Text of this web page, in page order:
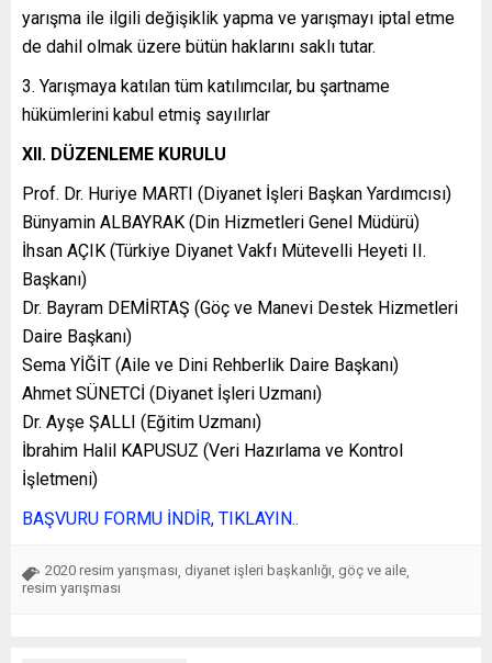
yarışma ile ilgili değişiklik yapma ve yarışmayı iptal etme
de dahil olmak üzere bütün haklarını saklı tutar.
Yarışmaya katılan tüm katılımcılar, bu şartname
hükümlerini kabul etmiş sayılırlar
XII. DÜZENLEME KURULU
Prof. Dr. Huriye MARTI (Diyanet İşleri Başkan Yardımcısı)
Bünyamin ALBAYRAK (Din Hizmetleri Genel Müdürü)
İhsan AÇIK (Türkiye Diyanet Vakfı Mütevelli Heyeti II.
Başkanı)
Dr. Bayram DEMİRTAŞ (Göç ve Manevi Destek Hizmetleri
Daire Başkanı)
Sema YİĞİT (Aile ve Dini Rehberlik Daire Başkanı)
Ahmet SÜNETCİ (Diyanet İşleri Uzmanı)
Dr. Ayşe ŞALLI (Eğitim Uzmanı)
İbrahim Halil KAPUSUZ (Veri Hazırlama ve Kontrol
İşletmeni)
BAŞVURU FORMU İNDİR, TIKLAYIN..
2020 resim yarışması diyanet işleri başkanlığı göç ve aile
resim yarışması